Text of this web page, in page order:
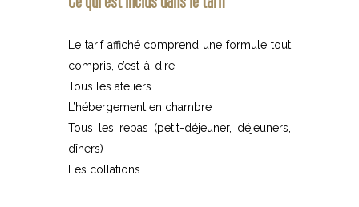
Le tarif affiché comprend une formule tout
compris, c’est-à-dire :
Tous les ateliers
L’hébergement en chambre
Tous les repas (petit-déjeuner, déjeuners,
dîners)
Les collations